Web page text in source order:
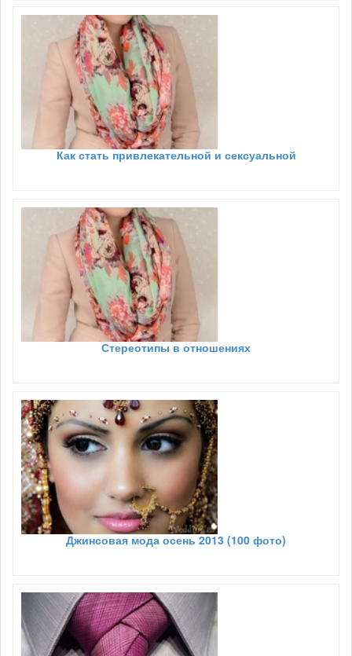
Как стать привлекательной и сексуальной
Стереотипы в отношениях
Джинсовая мода осень 2013 (100 фото)